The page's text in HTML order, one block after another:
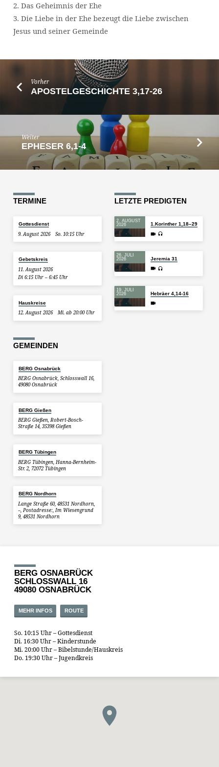
2. Das Geheimnis der Ehe
3. Die Liebe in der Ehe bezeugt die Liebe zwischen
Jesus und seiner Gemeinde
Vorher
APOSTELGESCHICHTE 3,17-26
Weiter
EPHESER 6,1-4
TERMINE
Gottesdienst
9. August 2026 So. 10:15 Uhr
Gebetskreis
11. August 2026
Di 6:15 Uhr – 6:45 Uhr
Hauskreise
12. August 2026 Mi. ab 20:00 Uhr
LETZTE PREDIGTEN
2. AUGUST
2026
1.Korinther 1,18–29
26. JULI
2026
Jeremia 31
19. JULI
2026
Hebräer 4,14-16
GEMEINDEN
BERG Osnabrück
BERG Osnabrück, Schlosswall 16,
49080 Osnabrück
BERG Gießen
BERG Gießen, Robert-Bosch-
Straße 14, 35398 Gießen
BERG Tübingen
BERG Tübingen, Hanna-Bernheim-
Str. 2, 72072 Tübingen
BERG Nordhorn
Lange Straße 60, 48531 Nordhorn,
–, Postadresse:, Im Wiesengrund
9, 48531 Nordhorn
BERG OSNABRÜCK
SCHLOSSWALL 16
49080 OSNABRÜCK
MEHR INFOS ROUTE
So. 10:15 Uhr – Gottesdienst
Di. 16:30 Uhr – Kinderstunde
Mi. 20:00 Uhr – Bibelstunde/Hauskreis
Do. 19:30 Uhr – Jugendkreis